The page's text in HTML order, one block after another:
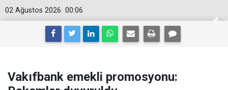
00:06
02 Ağustos 2026
Vakıfbank emekli promosyonu: